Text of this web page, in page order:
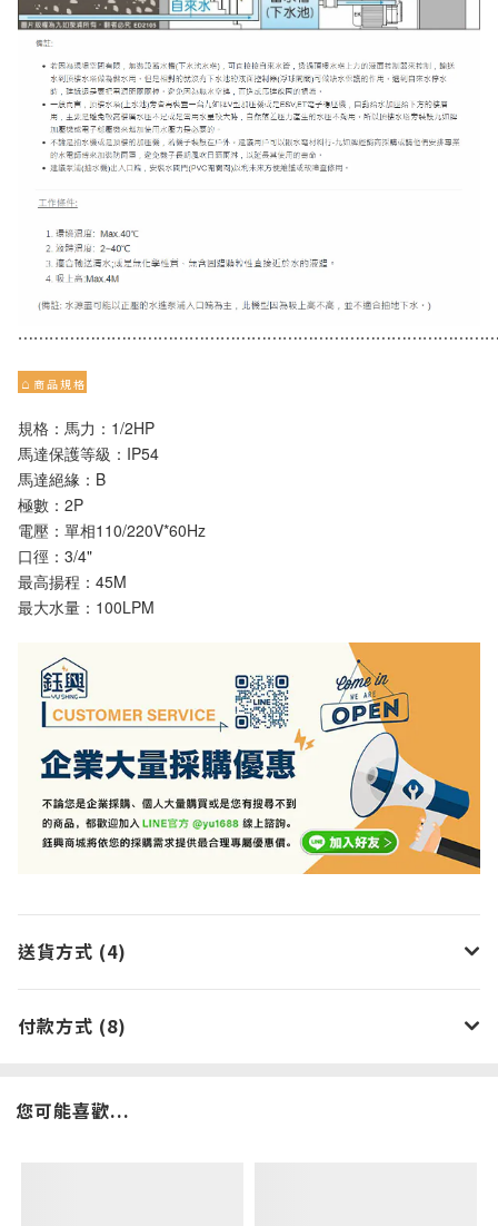
⌂ 商 品 規 格
規格：馬力：1/2HP
馬達保護等級：IP54
馬達絕緣：B
極數：2P
電壓：單相110/220V*60Hz
口徑：3/4"
最高揚程：45M
最大水量：100LPM
送貨方式 (4)
付款方式 (8)
您可能喜歡...